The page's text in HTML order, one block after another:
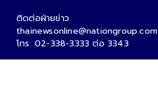
ติดต่อฝ่ายข่าว
thainewsonline@nationgroup.com
โทร. 02-338-3333 ต่อ 3343